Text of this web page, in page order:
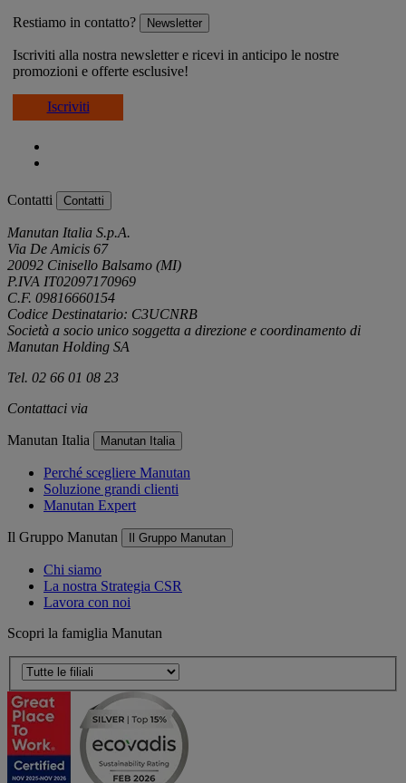
Restiamo in contatto? Newsletter
Iscriviti alla nostra newsletter e ricevi in anticipo le nostre
promozioni e offerte esclusive!
Iscriviti
Contatti Contatti
Manutan Italia S.p.A.
Via De Amicis 67
20092 Cinisello Balsamo (MI)
P.IVA IT02097170969
C.F. 09816660154
Codice Destinatario: C3UCNRB
Società a socio unico soggetta a direzione e coordinamento di
Manutan Holding SA
Tel. 02 66 01 08 23
Contattaci via
Manutan Italia Manutan Italia
Perché scegliere Manutan
Soluzione grandi clienti
Manutan Expert
Il Gruppo Manutan Il Gruppo Manutan
Chi siamo
La nostra Strategia CSR
Lavora con noi
Scopri la famiglia Manutan